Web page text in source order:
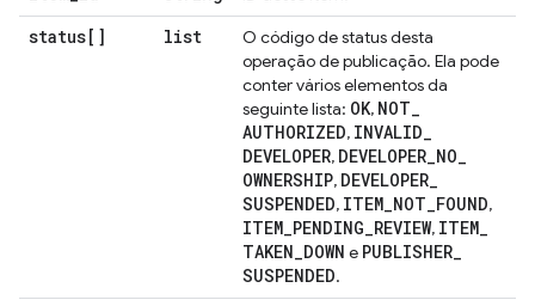
status[] list
O código de status desta
operação de publicação. Ela pode
conter vários elementos da
seguinte lista: OK, NOT_
AUTHORIZED, INVALID_
DEVELOPER, DEVELOPER_NO_
OWNERSHIP, DEVELOPER_
SUSPENDED, ITEM_NOT_FOUND,
ITEM_PENDING_REVIEW, ITEM_
TAKEN_DOWN e PUBLISHER_
SUSPENDED.